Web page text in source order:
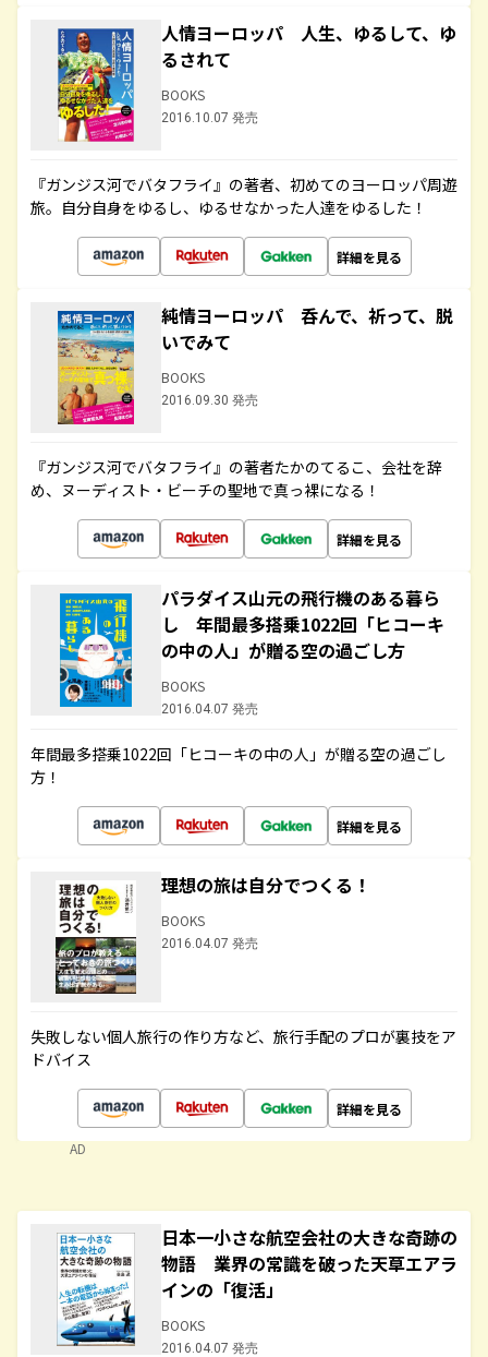
人情ヨーロッパ 人生、ゆるして、ゆ
るされて
BOOKS
2016.10.07 発売
『ガンジス河でバタフライ』の著者、初めてのヨーロッパ周遊
旅。自分自身をゆるし、ゆるせなかった人達をゆるした！
詳細を見る
純情ヨーロッパ 呑んで、祈って、脱
いでみて
BOOKS
2016.09.30 発売
『ガンジス河でバタフライ』の著者たかのてるこ、会社を辞
め、ヌーディスト・ビーチの聖地で真っ裸になる！
詳細を見る
パラダイス山元の飛行機のある暮ら
し 年間最多搭乗1022回「ヒコーキ
の中の人」が贈る空の過ごし方
BOOKS
2016.04.07 発売
年間最多搭乗1022回「ヒコーキの中の人」が贈る空の過ごし
方！
詳細を見る
理想の旅は自分でつくる！
BOOKS
2016.04.07 発売
失敗しない個人旅行の作り方など、旅行手配のプロが裏技をア
ドバイス
詳細を見る
AD
日本一小さな航空会社の大きな奇跡の
物語 業界の常識を破った天草エアラ
インの「復活」
BOOKS
2016.04.07 発売